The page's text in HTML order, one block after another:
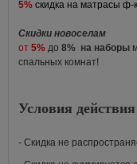
5% скидка на матрасы ф-
Скидки новоселам
от 5% до 8% на наборы
спальных комнат!
Условия
- Скидка не